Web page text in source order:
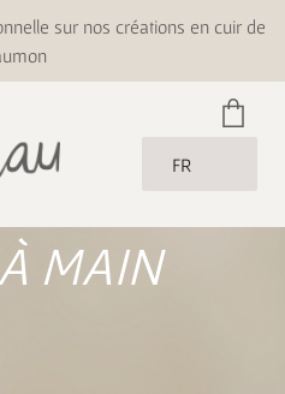
sur nos créations en cuir de
FR
MAIN